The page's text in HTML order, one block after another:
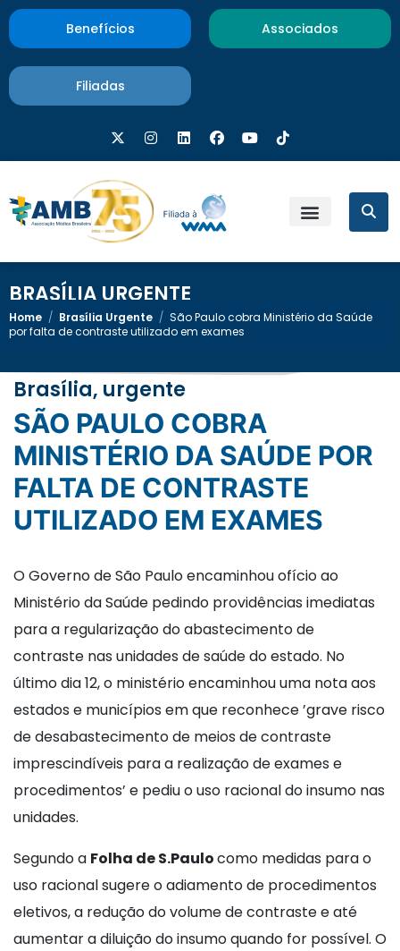
Benefícios Associados
Filiadas
BRASÍLIA URGENTE
Home / Brasília Urgente / São Paulo cobra Ministério da Saúde
por falta de contraste utilizado em exames
Brasília, urgente
SÃO PAULO COBRA
MINISTÉRIO DA SAÚDE POR
FALTA DE CONTRASTE
UTILIZADO EM EXAMES
O Governo de São Paulo encaminhou ofício ao
Ministério da Saúde pedindo providências imediatas
para a regularização do abastecimento de
contraste nas unidades de saúde do estado. No
último dia 12, o ministério encaminhou uma nota aos
estados e municípios em que reconhece ’grave risco
de desabastecimento de meios de contraste
imprescindíveis para a realização de exames e
procedimentos’ e pediu o uso racional do insumo nas
unidades.
Segundo a Folha de S.Paulocomo medidas para o
uso racional sugere o adiamento de procedimentos
eletivos, a redução do volume de contraste e até
aumentar a diluição do insumo quando for possível. O